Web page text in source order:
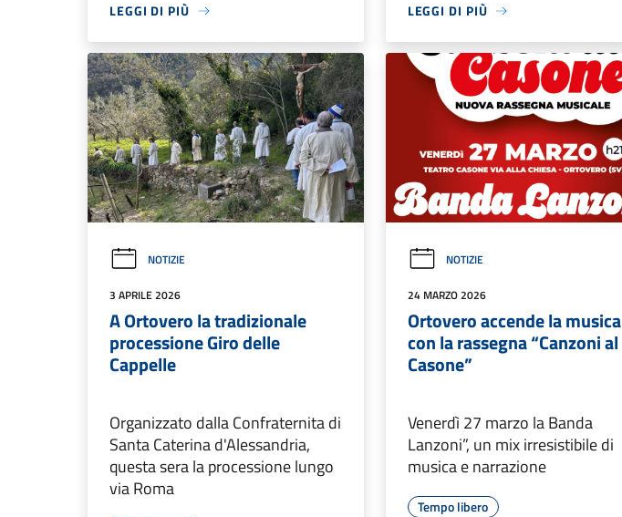
LEGGI DI PIÙ LEGGI DI PIÙ
NOTIZIE
3 APRILE 2026
A Ortovero la tradizionale
processione Giro delle
Cappelle
Organizzato dalla Confraternita di
Santa Caterina d'Alessandria,
questa sera la processione lungo
via Roma
NOTIZIE
24 MARZO 2026
Ortovero accende la musica
con la rassegna “Canzoni al
Casone”
Venerdì 27 marzo la Banda
Lanzoni”, un mix irresistibile di
musica e narrazione
Tempo libero